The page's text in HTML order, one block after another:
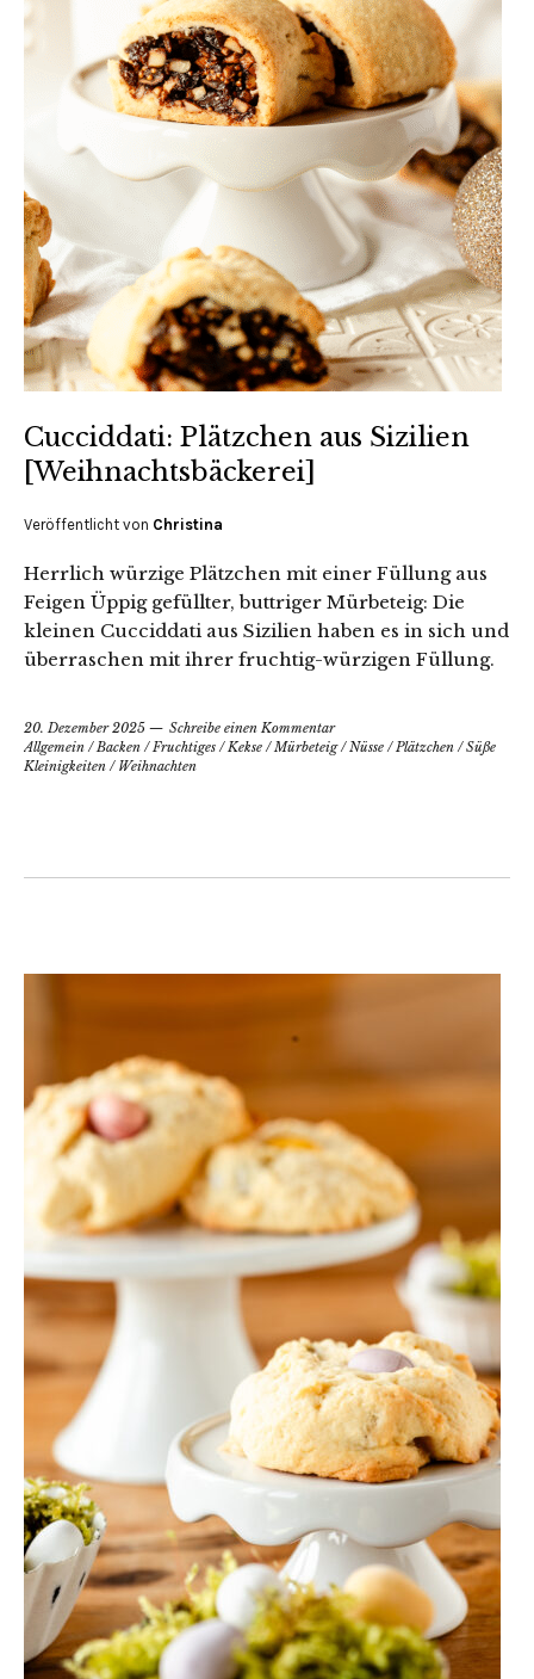
Cucciddati: Plätzchen aus Sizilien
[Weihnachtsbäckerei]
Veröffentlicht von Christina
Herrlich würzige Plätzchen mit einer Füllung aus
Feigen Üppig gefüllter, buttriger Mürbeteig: Die
kleinen Cucciddati aus Sizilien haben es in sich und
überraschen mit ihrer fruchtig-würzigen Füllung.
20. Dezember 2025
Schreibe einen Kommentar
Allgemein /Backen /Fruchtiges /Kekse /Mürbeteig/Nüsse /Plätzchen /Süße
Kleinigkeiten / Weihnachten